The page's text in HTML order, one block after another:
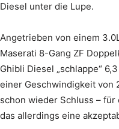
Diesel unter die Lupe.
Angetrieben von einem
Maserati 8-Gang ZF
Ghibli Diesel „schlappe“
einer Geschwindigkeit von
schon wieder Schluss –
das allerdings eine